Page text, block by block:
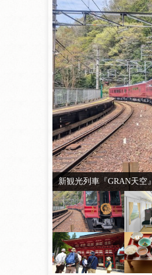
新観光列車『GRAN天空』